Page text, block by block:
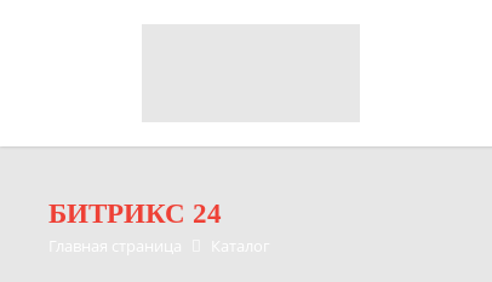
БИТРИКС 24
Главная страница Каталог